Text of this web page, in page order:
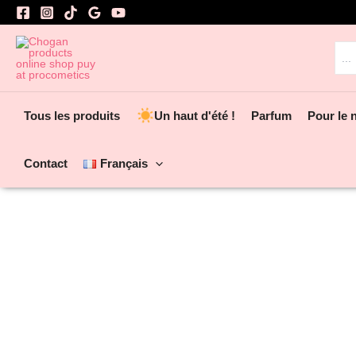
Aller
au
contenu
Tous les produits Un haut d'été ! Parfum Pour le
Contact Français